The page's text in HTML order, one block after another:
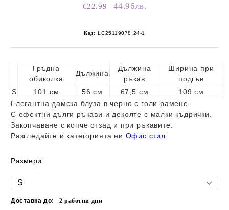
€22.99 44.96лв.
Код: LC25119078.24-1
Гръдна
обиколка
Дължина
Дължина
ръкав
Ширина при
подгъв
S
101 см 56 см 67,5 см
109 см
Елегантна дамска блуза в черно с голи рамене.
С ефектни дълги ръкави и деколте с малки къдрички.
Закопчаване с копче отзад и при ръкавите.
Разгледайте и категорията ни Офис стил
Размери:
Доставка до: 2работни дни